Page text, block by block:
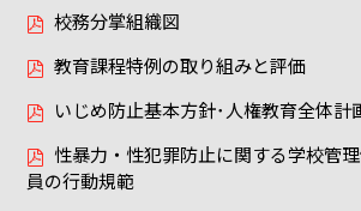
校務分掌組織図
教育課程特例の取り組みと評価
いじめ防止基本方針･人権教育全体計
性暴力・性犯罪防止に関する学校管
員の行動規範